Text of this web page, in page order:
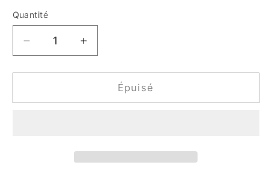
Quantité
Quantité
Réduire
la
quantité
Tablier
Augmenter
la
quantité
Tablier
Épuisé